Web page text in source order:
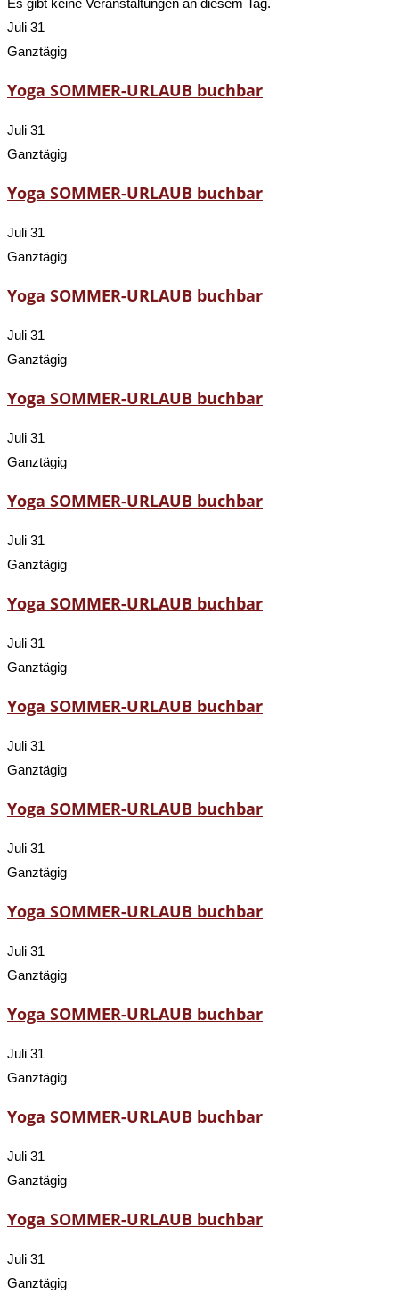
Es gibt keine Veranstaltungen an diesem Tag.
Juli 31
Ganztägig
Yoga SOMMER-URLAUB buchbar
Juli 31
Ganztägig
Yoga SOMMER-URLAUB buchbar
Juli 31
Ganztägig
Yoga SOMMER-URLAUB buchbar
Juli 31
Ganztägig
Yoga SOMMER-URLAUB buchbar
Juli 31
Ganztägig
Yoga SOMMER-URLAUB buchbar
Juli 31
Ganztägig
Yoga SOMMER-URLAUB buchbar
Juli 31
Ganztägig
Yoga SOMMER-URLAUB buchbar
Juli 31
Ganztägig
Yoga SOMMER-URLAUB buchbar
Juli 31
Ganztägig
Yoga SOMMER-URLAUB buchbar
Juli 31
Ganztägig
Yoga SOMMER-URLAUB buchbar
Juli 31
Ganztägig
Yoga SOMMER-URLAUB buchbar
Juli 31
Ganztägig
Yoga SOMMER-URLAUB buchbar
Juli 31
Ganztägig